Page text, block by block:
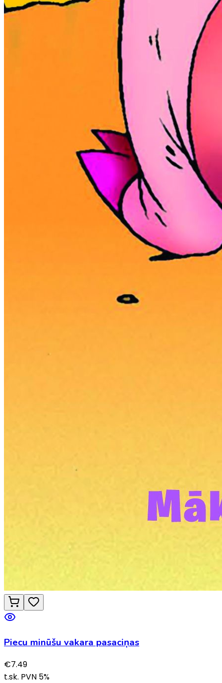
Piecu minūšu vakara pasaciņas
€7.49
t.sk. PVN 5%